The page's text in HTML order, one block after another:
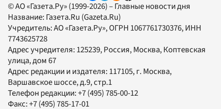
© АО «Газета.Ру» (1999-2026) – Главные новости дня
Название: Газета.Ru (Gazeta.Ru)
Учредитель:АО «Газета.Ру», ОГРН 1067761730376, ИНН
7743625728
Адрес учредителя: 125239, Россия, Москва, Коптевская
улица, дом 67
Адрес редакции и издателя: 117105, г. Москва,
Варшавское шоссе, д.9, стр.1
Телефон редакции:+7 (495) 785-00-12
Факс:+7 (495) 785-17-01